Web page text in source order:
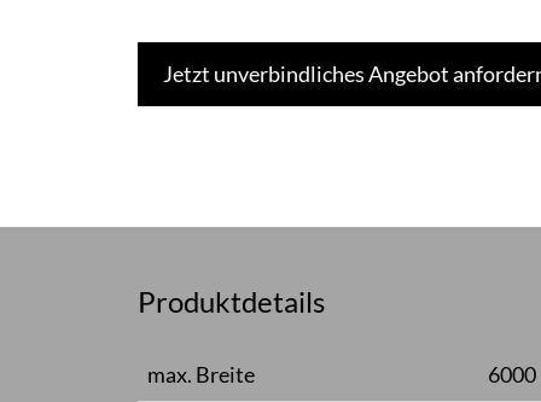
Jetzt unverbindliches Angebot
Produktdetails
max. Breite 6000